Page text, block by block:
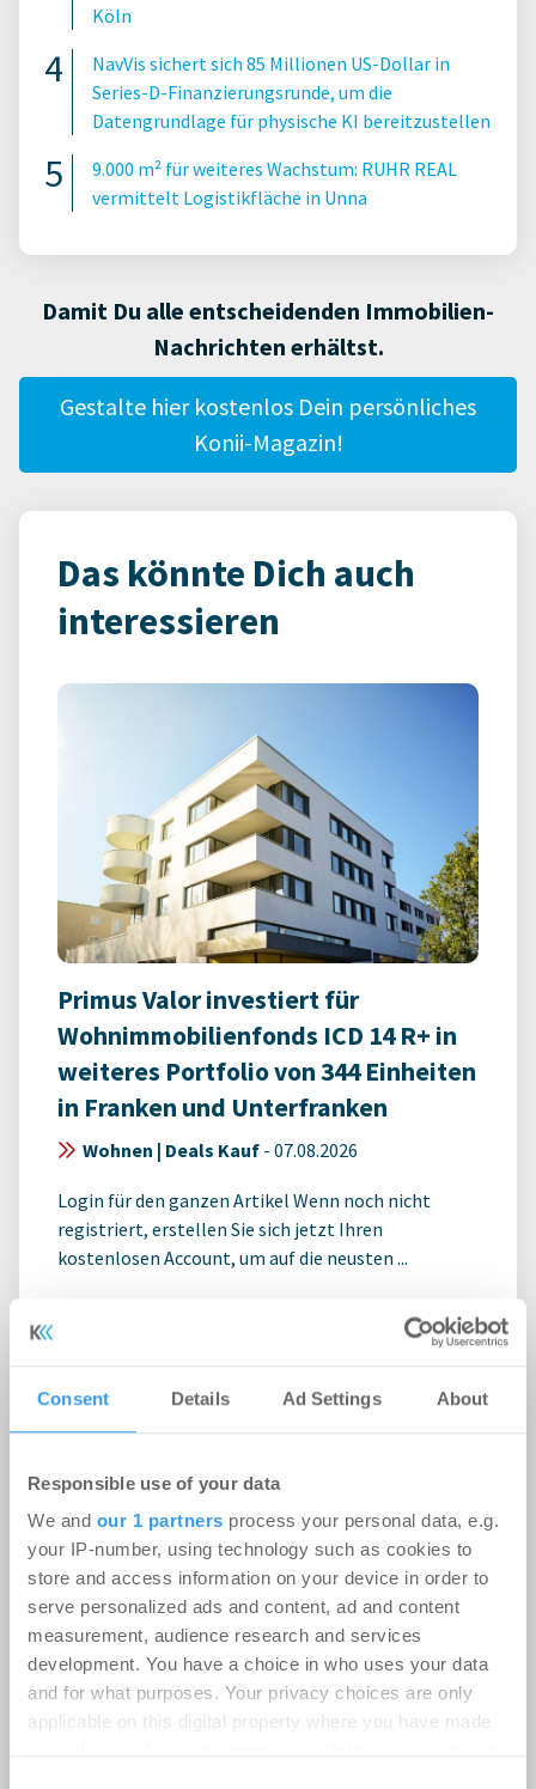
Consent Details Ad Settings About
Responsible use of your data
We and our 1 partners process your personal data, e.g.
your IP-number, using technology such as cookies to
store and access information on your device in order to
serve personalized ads and content, ad and content
measurement, audience research and services
development. You have a choice in who uses your data
and for what purposes. Your privacy choices are only
applicable on this digital property where you have made
Köln
NavVis sichert sich 85 Millionen US-Dollar in
Series-D-Finanzierungsrunde, um die
Datengrundlage für physische KI bereitzustellen
9.000 m² für weiteres Wachstum: RUHR REAL
vermittelt Logistikfläche in Unna
Damit Du alle entscheidenden Immobilien-
Nachrichten erhältst.
Gestalte hier kostenlos Dein persönliches
Konii-Magazin!
Das könnte Dich auch
interessieren
Primus Valor investiert für
Wohnimmobilienfonds ICD 14 R+ in
weiteres Portfolio von 344 Einheiten
in Franken und Unterfranken
Wohnen | Deals Kauf - 07.08.2026
Login für den ganzen Artikel Wenn noch nicht
registriert, erstellen Sie sich jetzt Ihren
kostenlosen Account, um auf die neusten ...
GREIX Kaufpreisindex Q2 2026:
Preisanstieg verliert an Schwung,
real sinken die Immobilienpreise im